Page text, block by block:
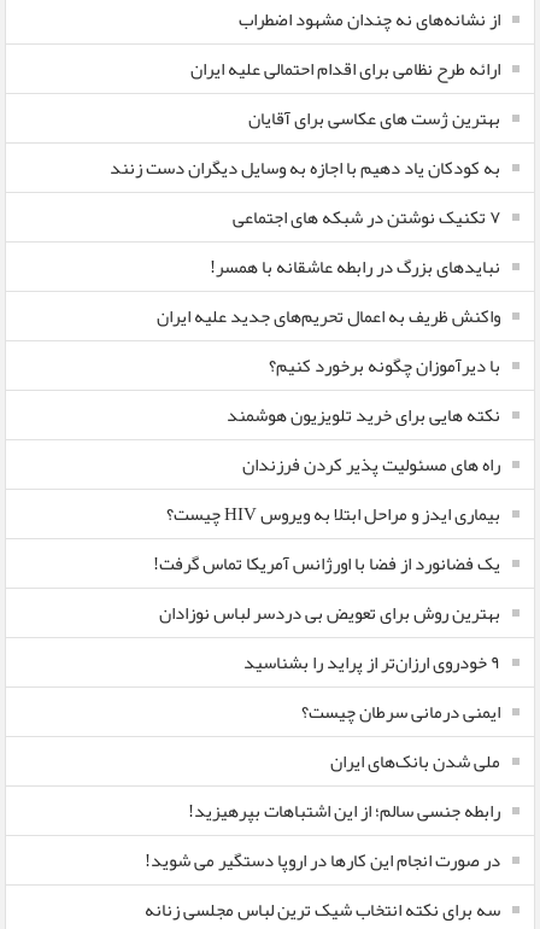
از نشانه‌های نه چندان مشهود اضطراب
ارائه طرح نظامی برای اقدام احتمالی علیه ایران
بهترین ژست های عکاسی برای آقایان
به کودکان یاد دهیم با اجازه به وسایل دیگران دست زنند
۷ تکنیک نوشتن در شبکه های اجتماعی
نبایدهای بزرگ در رابطه عاشقانه با همسر!
واکنش ظریف به اعمال تحریم‌های جدید علیه ایران
با دیرآموزان چگونه برخورد کنیم؟
نکته هایی برای خرید تلویزیون هوشمند
راه های مسئولیت پذیر کردن فرزندان
بیماری ایدز و مراحل ابتلا به ویروس HIV چیست؟
یک فضانورد از فضا با اورژانس آمریکا تماس گرفت!
بهترین روش برای تعویض بی دردسر لباس نوزادان
٩ خودروی ارزان‌تر از پراید را بشناسید
ایمنی درمانی سرطان چیست؟
ملی شدن بانک‌های ایران
رابطه جنسی سالم؛ از این اشتباهات بپرهیزید!
در صورت انجام این کارها در اروپا دستگیر می شوید!
سه برای نکته انتخاب شیک ترین لباس مجلسی زنانه